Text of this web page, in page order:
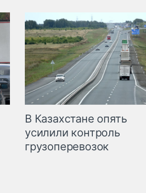
В Казахстане опять
усилили контроль
грузоперевозок